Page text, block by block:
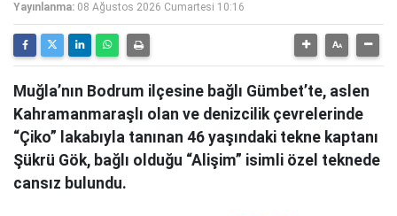
Yayınlanma: 08 Ağustos 2026 Cumartesi 10:16
Muğla’nın Bodrum ilçesine bağlı Gümbet’te, aslen
Kahramanmaraşlı olan ve denizcilik çevrelerinde
“Çiko” lakabıyla tanınan 46 yaşındaki tekne kaptanı
Şükrü Gök, bağlı olduğu “Alişim” isimli özel teknede
cansız bulundu.